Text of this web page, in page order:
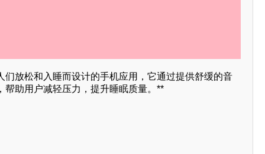
们放松和入睡而设计的手机应用，它通过提供舒缓的音
帮助用户减轻压力，提升睡眠质量。**